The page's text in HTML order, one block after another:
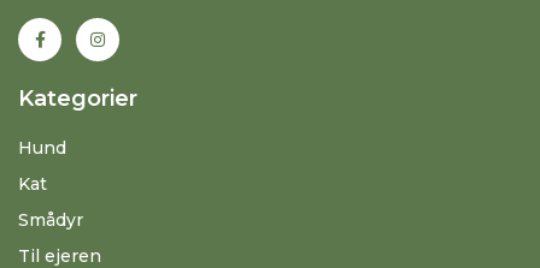
Kategorier
Hund
Kat
Smådyr
Til ejeren